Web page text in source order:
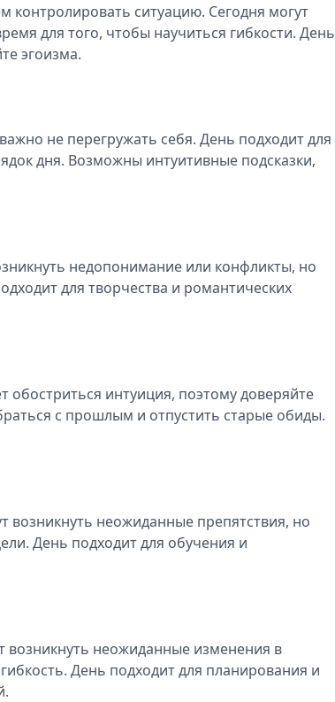
ситуацию. Сегодня могут
для того, чтобы научиться гибкости. День
эгоизма.
не перегружать себя. День подходит для
дня. Возможны интуитивные подсказки,
недопонимание или конфликты, но
для творчества и романтических
интуиция, поэтому доверяйте
с прошлым и отпустить старые обиды.
неожиданные препятствия, но
День подходит для обучения и
возникнуть неожиданные изменения в
День подходит для планирования и